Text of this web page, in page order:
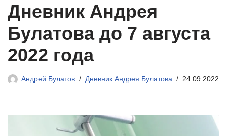
Дневник Андрея
Булатова до 7 августа
2022 года
Андрей Булатов Дневник Андрея Булатова 24.09.2022